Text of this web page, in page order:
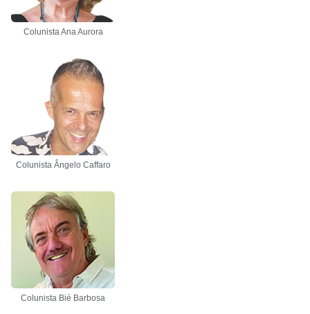
Colunista Ana Aurora
Colunista Ângelo Caffaro
Colunista Bié Barbosa